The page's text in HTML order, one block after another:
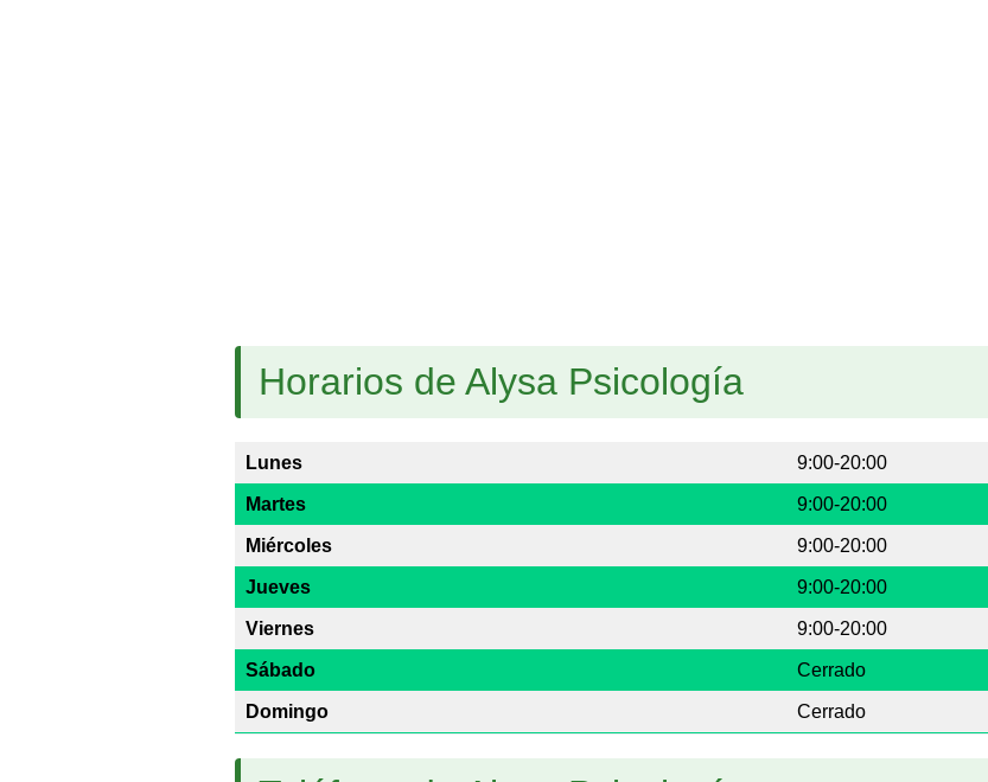
Horarios de Alysa Psicología
Lunes 9:00-20:00
Martes 9:00-20:00
Miércoles 9:00-20:00
Jueves 9:00-20:00
Viernes 9:00-20:00
Sábado Cerrado
Domingo Cerrado